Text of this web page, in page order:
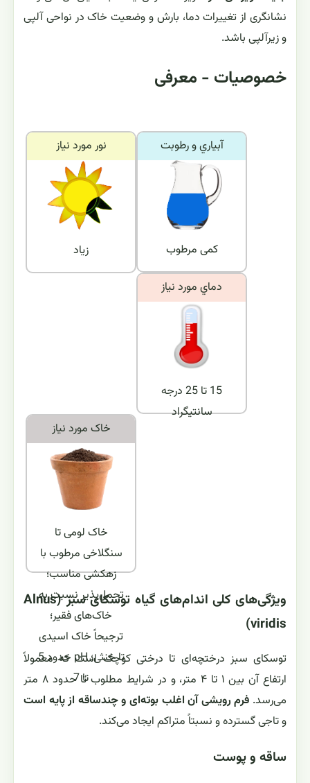
نشانگری از تغییرات دما، بارش و وضعیت خاک در نواحی آلپی
و زیرآلپی باشد.
خصوصیات - معرفی
نور مورد نياز
زیاد
آبياري و رطوبت
کمی مرطوب
دماي مورد نياز
15 تا 25 درجه
سانتیگراد
خاک مورد نياز
خاک لومی تا
سنگلاخی مرطوب با
زهکشی مناسب؛
تحمل‌پذیر نسبت به
خاک‌های فقیر؛
ترجیحاً خاک اسیدی
تا خنثی؛ pH حدود 5
تا 7
ویژگی‌های کلی اندام‌های گیاه توسکای سبز (Alnus
viridis)
توسکای سبز درختچه‌ای تا درختی کوچک است که معمولاً
ارتفاع آن بین ۱ تا ۴ متر، و در شرایط مطلوب تا حدود ۸ متر
می‌رسد. فرم رویشی آن اغلب بوته‌ای و چندساقه از پایه است
و تاجی گسترده و نسبتاً متراکم ایجاد می‌کند.
ساقه و پوست